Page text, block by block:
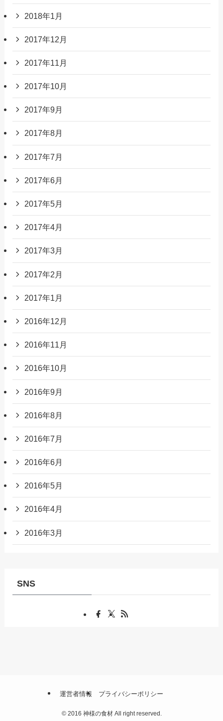
2018年1月
2017年12月
2017年11月
2017年10月
2017年9月
2017年8月
2017年7月
2017年6月
2017年5月
2017年4月
2017年3月
2017年2月
2017年1月
2016年12月
2016年11月
2016年10月
2016年9月
2016年8月
2016年7月
2016年6月
2016年5月
2016年4月
2016年3月
SNS
運営者情報 プライバシーポリシー
©2016 神様の食材 All right reserved.